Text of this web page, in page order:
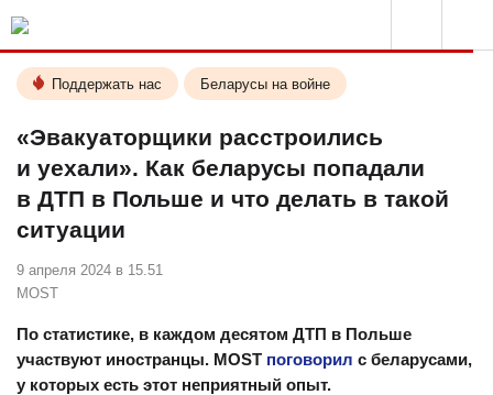
Поддержать нас Беларусы на войне
«Эвакуаторщики расстроились
и уехали». Как беларусы попадали
в ДТП в Польше и что делать в такой
ситуации
9 апреля 2024 в 15.51
MOST
По статистике, в каждом десятом ДТП в Польше
участвуют иностранцы. MOST поговорил с беларусами,
у которых есть этот неприятный опыт.